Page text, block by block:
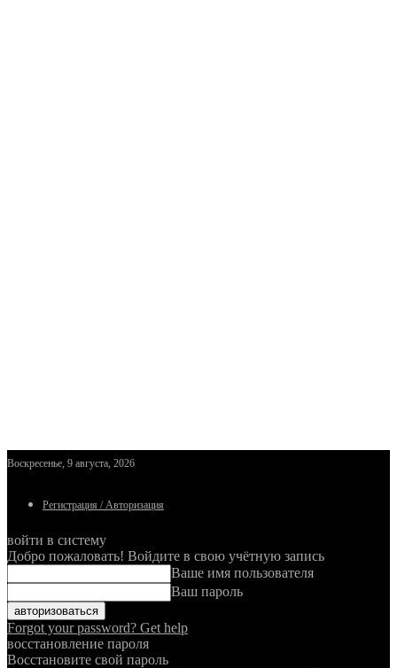
Воскресенье, 9 августа, 2026
Регистрация / Авторизация
войти в систему
Добро пожаловать! Войдите в свою учётную запись
Ваше имя пользователя
Ваш пароль
Forgot your password? Get help
восстановление пароля
Восстановите свой пароль